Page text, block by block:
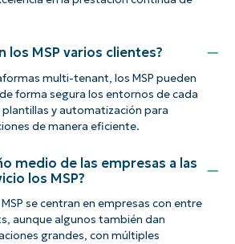
los MSP varios clientes?
multi-tenant, los MSP pueden
forma segura los entornos de cada
y automatización para
de manera eficiente.
medio de las empresas a las
los MSP?
se centran en empresas con entre
aunque algunos también dan
grandes, con múltiples